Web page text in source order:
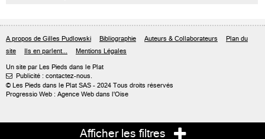
A propos de Gilles Pudlowski Bibliographie Auteurs & Collaborateurs
Plan du
site
Ils en parlent... Mentions Légales
Un site par Les Pieds dans le Plat
 Publicité : contactez-nous.
© Les Pieds dans le Plat SAS - 2024 Tous droits réservés
Progressio Web : Agence Web dans l'Oise